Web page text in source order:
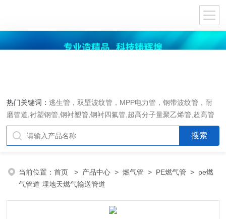
热门关键词：逃生管，双壁波纹管，MPP电力管，钢带波纹管，耐
磨管道,衬塑钢管,钢衬塑管,钢衬四氟管,超高分子量聚乙烯管,超高管
当前位置：首页 > 产品中心 >燃气管 > PE燃气管 > pe燃
气管道 埋地天燃气输送管道